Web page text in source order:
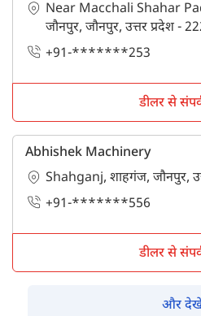
Near Macchali Shahar
जौनपुर, जौनपुर, उत्तर प्रदेश -
+91-*******253
डीलर से
Abhishek Machinery
Shahganj, शाहगंज, जौनपुर,
+91-*******556
डीलर से
और